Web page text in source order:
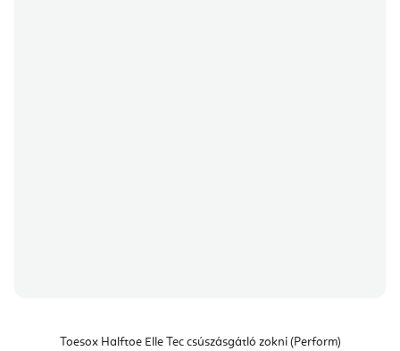
Toesox Halftoe Elle Tec csúszásgátló zokni (Perform)